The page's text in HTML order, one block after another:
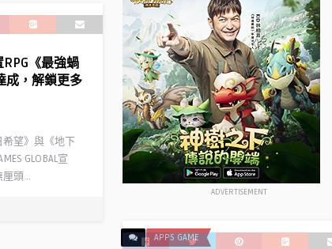
ADVERTISEMENT
《最強蝸
成，解鎖更多
望》與《地下
GLOBAL宣
頭 ..
APPS GAME